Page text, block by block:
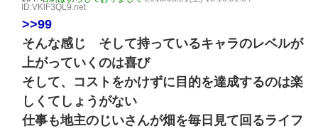
ID:VKlF3QL9.net
>>99
そんな感じ そして持っているキャラのレベルが
上がっていくのは喜び
そして、コストをかけずに目的を達成するのは楽
しくてしょうがない
仕事も地主のじいさんが畑を毎日見て回るライフ